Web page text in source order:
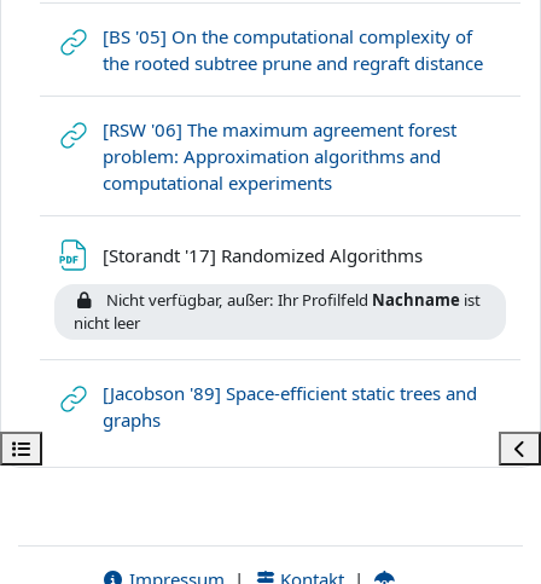
Kursindex öffnen
[BS '05] On the computational complexity of
the rooted subtree prune and regraft distanceLink/
[RSW '06] The maximum agreement forest
problem: Approximation algorithms and
computational experimentsLink/URL
[Storandt '17] Randomized Algorithms
Nicht verfügbar, außer: Ihr Profilfeld Nachname ist
nicht leer
[Jacobson '89] Space-efficient static trees and
graphsLink/URL